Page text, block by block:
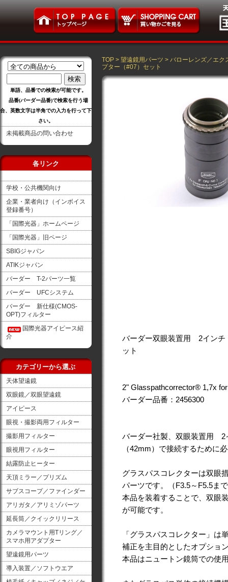
単語、品番での検索が可能です。
品番(バーダー品番)で検索を行う場
合、英数文字は半角での入力を行って下
さい。
未掲載商品の問い合わせ
各リンク
学校・公共機関向け
企業・業者向け（インボイス
登録番号）
「国際光器」ホームページ
「国際光器」旧ページ
SBIGジャパン
ATIKジャパン
バーダー T-2パーツ一覧
バーダー UFCシステム
バーダー 新仕様(CMOS-
OPT)フィルター
国際光器アイピース紹
介
カテゴリーから選ぶ
天体望遠鏡
双眼鏡／双眼望遠鏡
アイピース
眼視・撮影両用フィルター
撮影用フィルター
眼視用フィルター
結露防止ヒーター
天頂ミラー／プリズム
サブスコープ／ファインダー
アリガタ／アリミゾパーツ
延長筒／クイックリリース
カメラマウント用Tリング／
スマホ用アダプター
望遠鏡用パーツ
導入装置／ソフトウエア
TOP > 望遠鏡用パーツ > バローレンズ／エク
プター（#07）セット
バーダー双眼装置用 2インチ
ット
2" Glasspathcorrector® 1,7x
バーダー品番：2456300
バーダー社製、双眼装置用 2
（42mm）で接続するために
グラスパスコレクターは双眼
パーツです。（F3.5～F5.5ま
本品を装着することで、双眼
が可能です。
「グラスパスコレクター」
補正を主目的としたオプショ
本品はニュートン鏡筒での使